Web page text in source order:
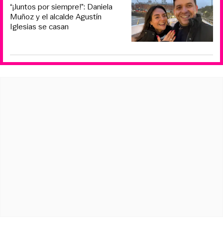
“¡Juntos por siempre!”: Daniela
Muñoz y el alcalde Agustín
Iglesias se casan